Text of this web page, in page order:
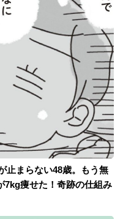
止まらない48歳。もう無
痩せた！奇跡の仕組み